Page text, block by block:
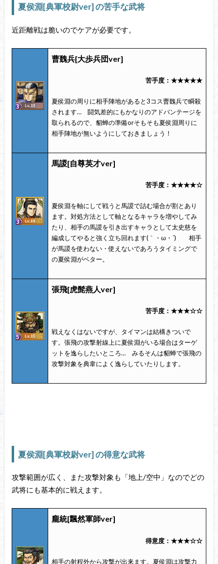
夏侯淵[典軍校尉ver] の苦手な武将
近距離戦は脆いのでケアが必要です。
曹魏兵[大歩兵団ver]
苦手度：★★★★★
夏侯淵の周りに相手陣地があると3コス曹魏兵で瞬殺
されます… 闘気差的にもかなりのアドバンテージを
取られるので、貂蝉の準備orそもそも夏侯淵周りに
相手陣地が無いようにしておきましょう！
馬謖[自尊英才ver]
苦手度：★★★★☆
夏侯淵を軸にして戦うと馬謖で詰む場合が割とあり
ます。対処方法として軸となるキャラを増やしてみ
たり、相手の馬謖を引き出すキャラとして太史慈を
編成してやると強く立ち回れます(｀・ω・´)ゞ 相手
が馬謖を使わない・使えないであろうタイミングで
の夏侯淵がベター。
張飛[虎髭燕人ver]
苦手度：★★★☆☆
戦えなくはないですが、タイマンは結構きついで
す。張飛の攻撃射線上に夏侯淵がいる場合はターゲ
ットを逸らしたいところ… みるそんは貂蝉で張飛の
攻撃対象を典韋によく逸らしていたりします。
夏侯淵[典軍校尉ver] の得意な武将
攻撃範囲が広く、また攻撃対象も「地上/空中」なのでどの
武将にも基本的に戦えます。
龐統[飄然軍師ver]
得意度：★★★☆☆
相手の射程外から攻撃が出来ます。夏侯淵は攻撃力